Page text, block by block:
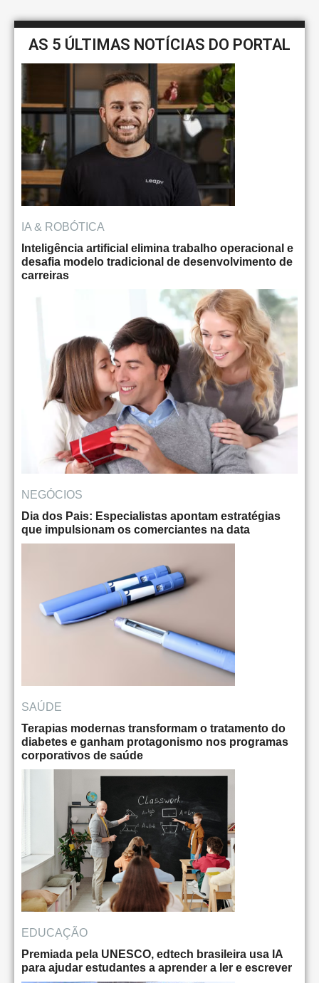
AS 5 ÚLTIMAS NOTÍCIAS DO PORTAL
IA & ROBÓTICA
Inteligência artificial elimina trabalho operacional e
desafia modelo tradicional de desenvolvimento de
carreiras
NEGÓCIOS
Dia dos Pais: Especialistas apontam estratégias
que impulsionam os comerciantes na data
SAÚDE
Terapias modernas transformam o tratamento do
diabetes e ganham protagonismo nos programas
corporativos de saúde
EDUCAÇÃO
Premiada pela UNESCO, edtech brasileira usa IA
para ajudar estudantes a aprender a ler e escrever